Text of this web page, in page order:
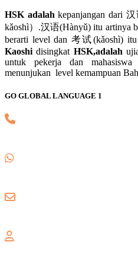
HSK adalah kepanjangan dari
kǎoshì）.汉语(Hànyǔ) itu artinya
berarti level dan 考试(kǎoshì)
Kaoshi disingkat HSK,adalah
untuk pekerja dan
menunjukan level kemampuan
GO GLOBAL LANGUAGE 1